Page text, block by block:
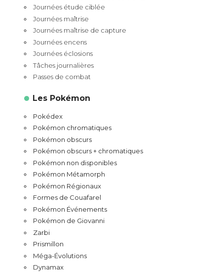
Journées étude ciblée
Journées maîtrise
Journées maîtrise de capture
Journées encens
Journées éclosions
Tâches journalières
Passes de combat
Les Pokémon
Pokédex
Pokémon chromatiques
Pokémon obscurs
Pokémon obscurs + chromatiques
Pokémon non disponibles
Pokémon Métamorph
Pokémon Régionaux
Formes de Couafarel
Pokémon Événements
Pokémon de Giovanni
Zarbi
Prismillon
Méga-Évolutions
Dynamax